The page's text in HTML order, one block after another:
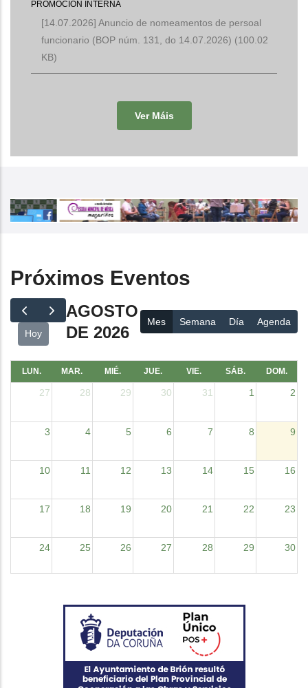
PROMOCIÓN INTERNA
[14.07.2026] Anuncio de nomeamentos de persoal
funcionario (BOP núm. 131, do 14.07.2026) (100.02
KB)
Ver Máis
Próximos Eventos
Hoy
AGOSTO
DE 2026
Mes Semana Día Agenda
LUN. MAR. MIÉ. JUE. VIE. SÁB. DOM.
27 28 29 30 31 1 2
3 4 5 6 7 8 9
10 11 12 13 14 15 16
17 18 19 20 21 22 23
24 25 26 27 28 29 30